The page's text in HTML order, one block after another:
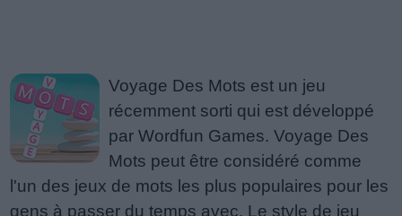
Voyage Des Mots est un jeu
récemment sorti qui est développé
par Wordfun Games. Voyage Des
Mots peut être considéré comme
l'un des jeux de mots les plus populaires pour les
gens à passer du temps avec. Le style de jeu